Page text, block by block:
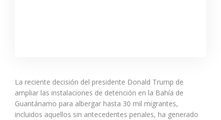
La reciente decisión del presidente Donald Trump de
ampliar las instalaciones de detención en la Bahía de
Guantánamo para albergar hasta 30 mil migrantes,
incluidos aquellos sin antecedentes penales, ha generado